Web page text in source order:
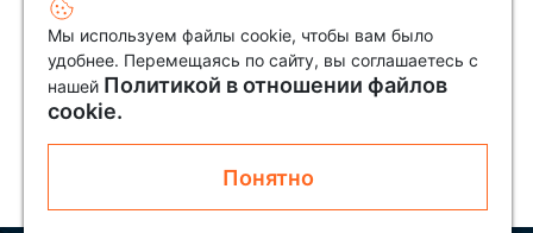
Мы используем файлы cookie, чтобы вам было
удобнее. Перемещаясь по сайту, вы соглашаетесь с
нашей Политикой в отношении файлов
cookie.
Понятно